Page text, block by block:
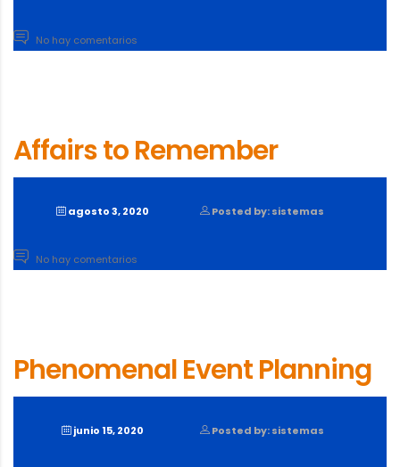
No hay comentarios
Affairs to Remember
agosto 3, 2020 Posted by: sistemas
No hay comentarios
Phenomenal Event Planning
junio 15, 2020 Posted by: sistemas